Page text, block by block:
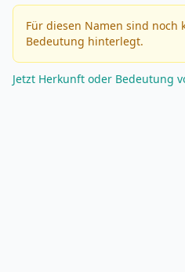
Für diesen Namen sind noch
Bedeutung hinterlegt.
Jetzt Herkunft oder Bedeutung